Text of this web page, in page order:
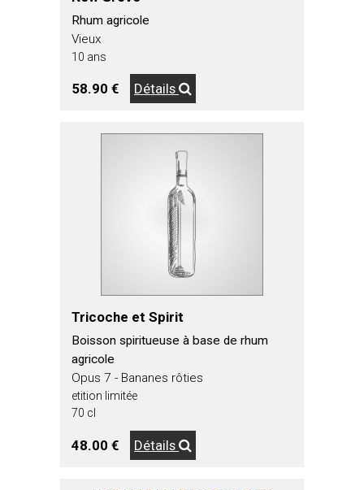
Rhum agricole
Vieux
10 ans
58.90 € Détails
Tricoche et Spirit
Boisson spiritueuse à base de rhum
agricole
Opus 7 - Bananes rôties
etition limitée
70 cl
48.00 € Détails